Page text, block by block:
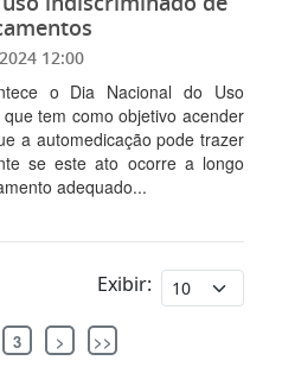
12:00
o Dia Nacional do Uso
tem como objetivo acender
a automedicação pode trazer
se este ato ocorre a longo
adequado...
Exibir:
3 > >>